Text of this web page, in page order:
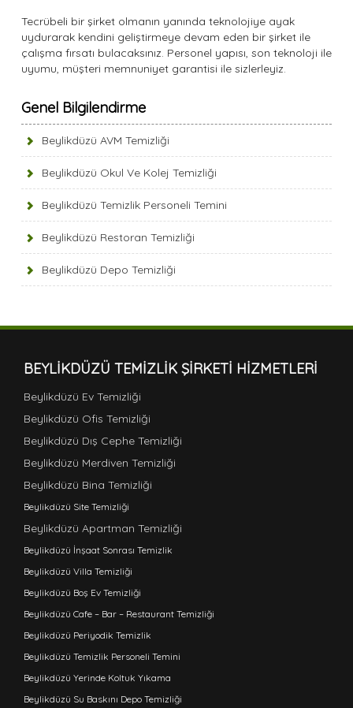
Tecrübeli bir şirket olmanın yanında teknolojiye ayak
uydurarak kendini geliştirmeye devam eden bir şirket ile
çalışma fırsatı bulacaksınız. Personel yapısı, son teknoloji ile
uyumu, müşteri memnuniyet garantisi ile sizlerleyiz.
Genel Bilgilendirme
Beylikdüzü AVM Temizliği
Beylikdüzü Okul Ve Kolej Temizliği
Beylikdüzü Temizlik Personeli Temini
Beylikdüzü Restoran Temizliği
Beylikdüzü Depo Temizliği
BEYLIKDÜZÜ TEMIZLIK ŞIRKETI HIZMETLERI
Beylikdüzü Ev Temizliği
Beylikdüzü Ofis Temizliği
Beylikdüzü Dış Cephe Temizliği
Beylikdüzü Merdiven Temizliği
Beylikdüzü Bina Temizliği
Beylikdüzü Site Temizliği
Beylikdüzü Apartman Temizliği
Beylikdüzü İnşaat Sonrası Temizlik
Beylikdüzü Villa Temizliği
Beylikdüzü Boş Ev Temizliği
Beylikdüzü Cafe – Bar – Restaurant Temizliği
Beylikdüzü Periyodik Temizlik
Beylikdüzü Temizlik Personeli Temini
Beylikdüzü Yerinde Koltuk Yıkama
Beylikdüzü Su Baskını Depo Temizliği